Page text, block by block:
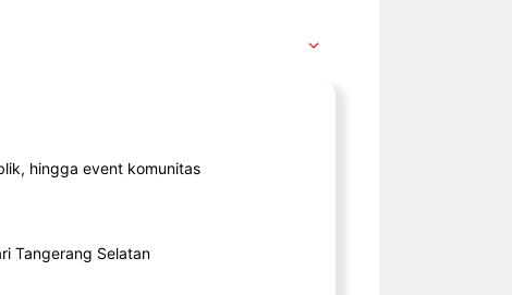
hingga event komunitas
Tangerang Selatan